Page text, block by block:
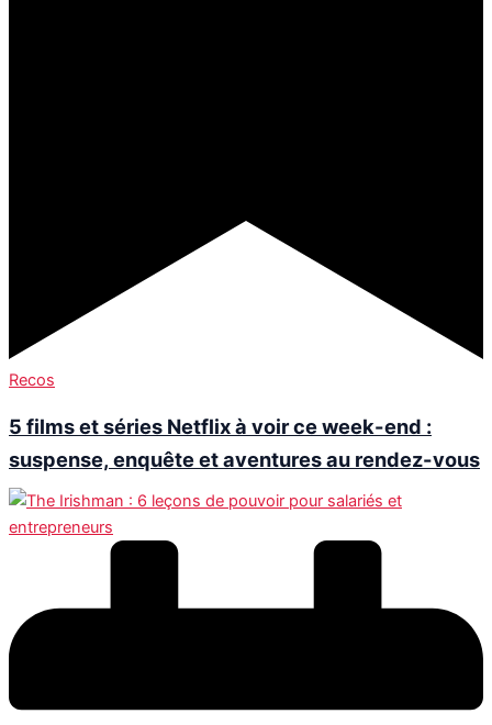
Recos
5 films et séries Netflix à voir ce week-end :
suspense, enquête et aventures au rendez-vous